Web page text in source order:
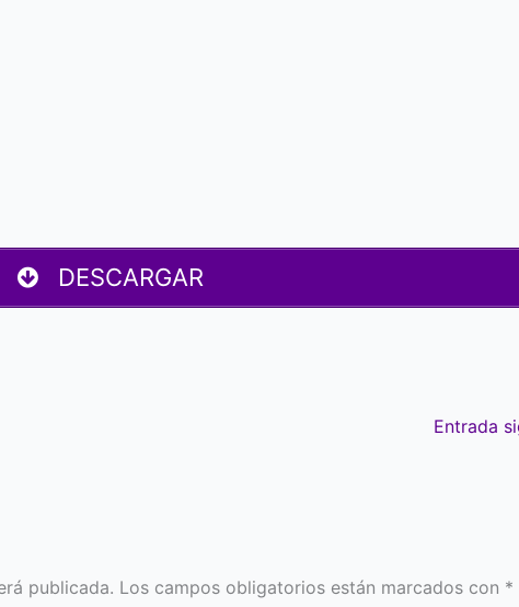
DESCARGAR
Entrada
publicada. Los campos obligatorios están marcados con *